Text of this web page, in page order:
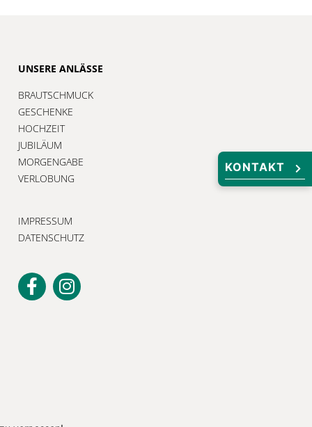
UNSERE ANLÄSSE
BRAUTSCHMUCK
GESCHENKE
HOCHZEIT
JUBILÄUM
MORGENGABE
VERLOBUNG
IMPRESSUM
DATENSCHUTZ
KONTAKT